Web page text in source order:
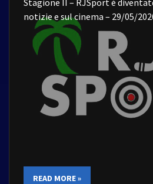
notizie e sul cinema – 29/05/
READ MORE »